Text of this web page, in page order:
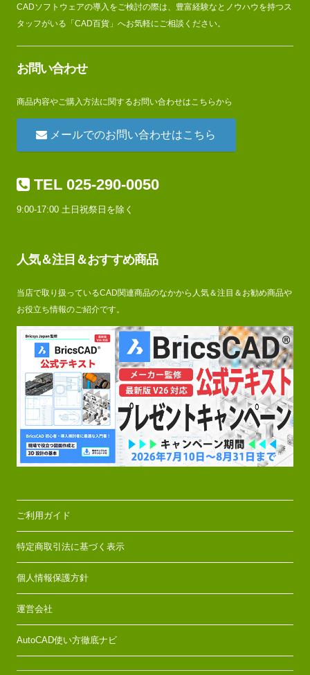
CADソフトウェアの導入をご検討の際は、豊富経験なとノウハウを持つス
タッフがいる「CAD百貨」へお気軽にご相談ください。
お問い合わせ
商品内容やご購入方法に関するお問い合わせはこちらから
メールでのお問い合わせはこちら
TEL 025-290-0050
9:00-17:00 土日祝祭日を除く
人気＆注目＆おすすめ商品
当店で取り扱っているCAD関連商品のなかから人気＆注目＆お勧め商品や
お役立ち情報のご紹介です。
ご利用ガイド
特定商取引法に基づく表示
個人情報保護方針
運営会社
AutoCAD使い方徹底ナビ